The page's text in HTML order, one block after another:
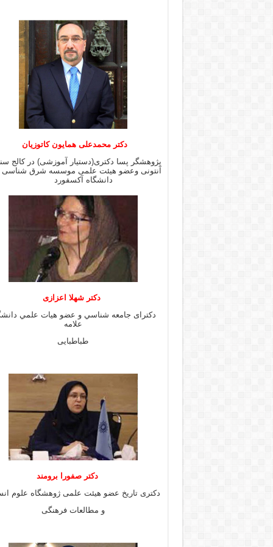
دکتر محمدعلی همایون کاتوزیان
پژوهشگر پسا دکتری(دستیار آموزشی) در کالج
آنتونی وعضو هیئت علمی موسسه شرق
دانشگاه آکسفورد
دكتر شهلا اعزازى
دكتراى جامعه شناسي و عضو هيات علمي
علامه
طباطبايى
دكتر صفورا برومند
دكترى تاريخ عضو هيئت علمى ژوهشگاه علوم
و مطالعات فرهنگى